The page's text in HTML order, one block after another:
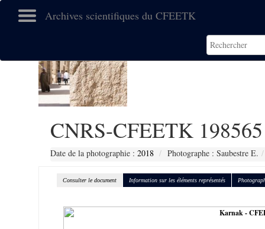
Archives scientifiques du CFEETK
CNRS-CFEETK 198565
Date de la photographie : 2018 Photographe : Saubestre E.
Consulter le document Information sur les éléments représentés